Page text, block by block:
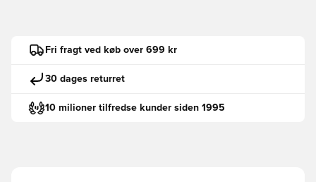
Fri fragt ved køb over 699 kr
30 dages returret
10 milioner tilfredse kunder siden 1995